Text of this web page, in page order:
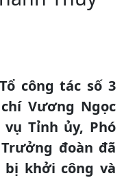
công tác số 3
Vương Ngọc
Tỉnh ủy, Phó
đoàn đã
khởi công và